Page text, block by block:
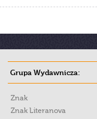
Grupa Wydawnicza:
Znak
Znak Literanova